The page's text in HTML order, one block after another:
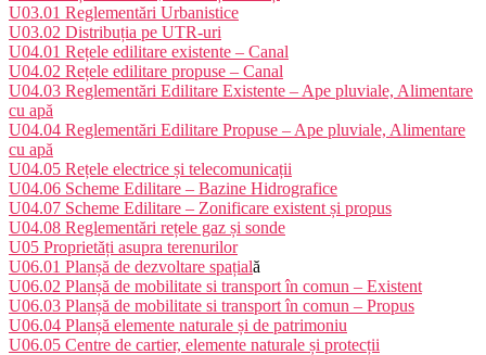
U03.01 Reglementări Urbanistice
U03.02 Distribuția pe UTR-uri
U04.01 Rețele edilitare existente – Canal
U04.02 Rețele edilitare propuse – Canal
U04.03 Reglementări Edilitare Existente – Ape pluviale, Alimentare
cu apă
U04.04 Reglementări Edilitare Propuse – Ape pluviale, Alimentare
cu apă
U04.05 Rețele electrice și telecomunicații
U04.06 Scheme Edilitare – Bazine Hidrografice
U04.07 Scheme Edilitare – Zonificare existent și propus
U04.08 Reglementări rețele gaz și sonde
U05 Proprietăți asupra terenurilor
U06.01 Planșă de dezvoltare spațială
U06.02 Planșă de mobilitate si transport în comun – Existent
U06.03 Planșă de mobilitate si transport în comun – Propus
U06.04 Planșă elemente naturale și de patrimoniu
U06.05 Centre de cartier, elemente naturale și protecții